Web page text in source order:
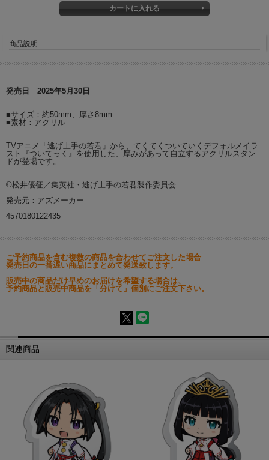
商品説明
発売日 2025年5月30日
■サイズ：約50mm、厚さ8mm
■素材：アクリル
TVアニメ「逃げ上手の若君」から、てくてくついていくデフォルメイラ
スト『ついてっく』を使用した、厚みがあって自立するアクリルスタン
ドが登場です。
©松井優征／集英社・逃げ上手の若君製作委員会
発売元：アズメーカー
4570180122435
ご予約商品を含む複数の商品を合わせてご注文した場合
発売日の一番遅い商品にまとめて発送致します。
販売中の商品だけ早めのお届けを希望する場合は、
予約商品と販売中商品を「分けて」個別にご注文下さい。
関連商品